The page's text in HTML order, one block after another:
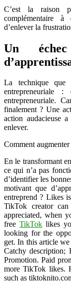
C’est la raison
complémentaire à
d’enlever la
Un
La technique que
entrepreneuriale :
entrepreneuriale.
finalement ? Une
action audacieuse
enlever.
Comment
En le transformant
ce qui n’a pas
d’identifier les
motivant que
entreprend ? Likes
TikTok creator
appreciated, when
free TikTok likes
looking for the
get. In this article
Catchy description;
Promotion. Paid
more TikTok likes.
such as